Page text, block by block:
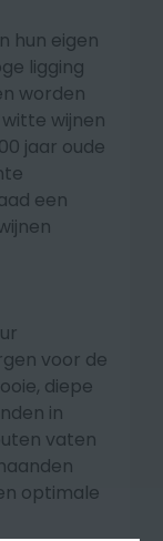
hun eigen
ligging
worden
wijnen
jaar oude
een
voor de
diepe
in
vaten
optimale